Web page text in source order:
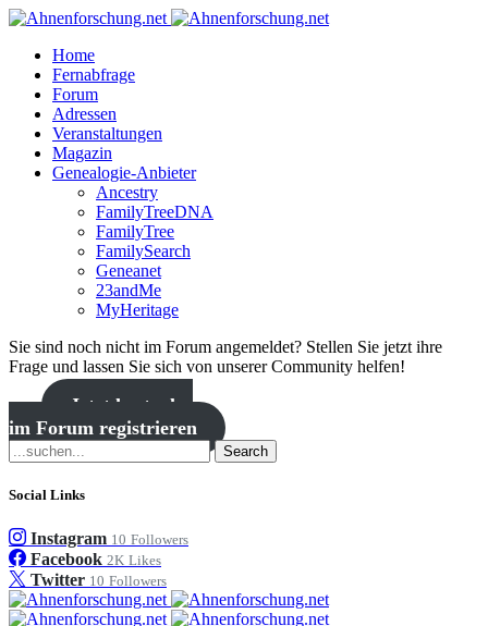
Home
Fernabfrage
Forum
Adressen
Veranstaltungen
Magazin
Genealogie-Anbieter
Ancestry
FamilyTreeDNA
FamilyTree
FamilySearch
Geneanet
23andMe
MyHeritage
Sie sind noch nicht im Forum angemeldet? Stellen Sie jetzt ihre
Frage und lassen Sie sich von unserer Community helfen!
Jetzt kostenlos
im Forum registrieren
Search
Social Links
Instagram 10 Followers
Facebook 2K Likes
Twitter 10 Followers